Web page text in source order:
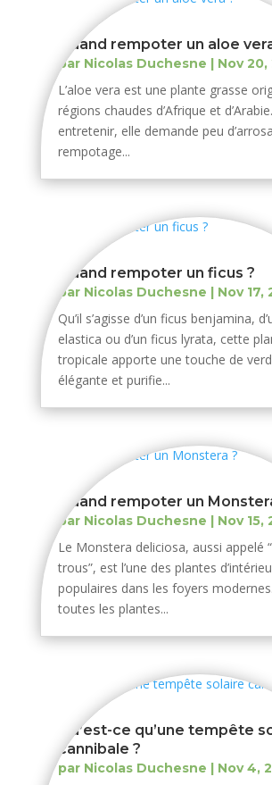
Quand rempoter un aloe
par Nicolas Duchesne | Nov 20,
L’aloe vera est une plante grasse
régions chaudes d’Afrique et
entretenir, elle demande peu
rempotage...
Quand rempoter un ficus ?
par Nicolas Duchesne | Nov 17,
Qu’il s’agisse d’un ficus benjamina,
elastica ou d’un ficus lyrata, cette
tropicale apporte une touche de
élégante et purifie...
Quand rempoter un
par Nicolas Duchesne | Nov 15,
Le Monstera deliciosa, aussi appelé
trous”, est l’une des plantes
populaires dans les foyers
toutes les plantes...
Qu’est-ce qu’une tempête
cannibale ?
par Nicolas Duchesne | Nov 4,